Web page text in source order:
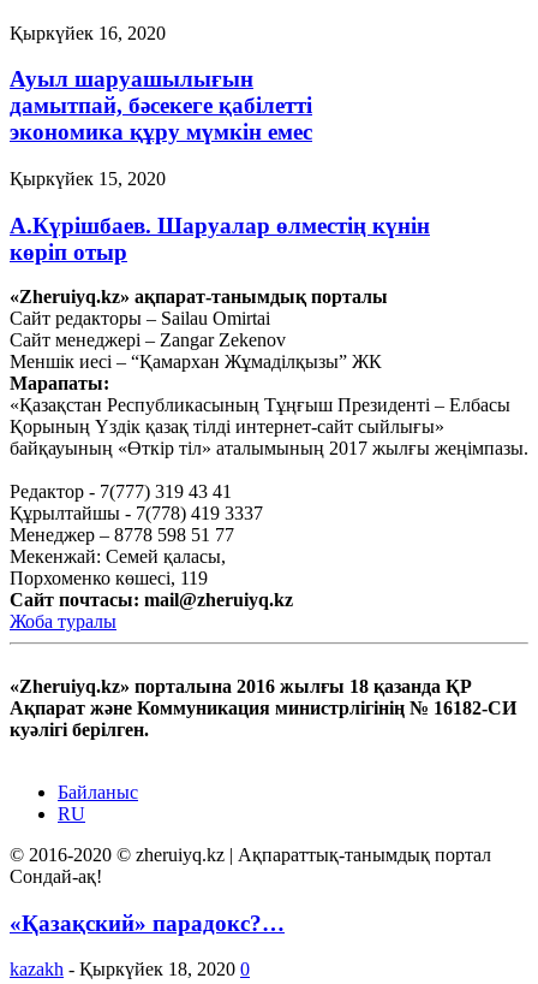
Қыркүйек 16, 2020
Ауыл шаруашылығын
дамытпай, бәсекеге қабілетті
экономика құру мүмкін емес
Қыркүйек 15, 2020
А.Күрішбаев. Шаруалар өлместің күнін
көріп отыр
Қыркүйек 14, 2020
Қысқасы, «полный хаос»!
Қыркүйек 10, 2020
Тағы оқу
«Zheruiyq.kz» ақпарат-танымдық порталы
Сайт редакторы – Sailau Omirtai
Сайт менеджері – Zangar Zekenov
Меншік иесі – “Қамархан Жұмаділқызы” ЖК
Марапаты:
«Қазақстан Республикасының Тұңғыш Президенті – Елбасы
Қорының Үздік қазақ тілді интернет-сайт сыйлығы»
байқауының «Өткір тіл» аталымының 2017 жылғы жеңімпазы.
Редактор - 7(777) 319 43 41
Құрылтайшы - 7(778) 419 3337
Менеджер – 8778 598 51 77
Мекенжай: Семей қаласы,
Порхоменко көшесі, 119
Сайт почтасы: mail@zheruiyq.kz
Жоба туралы
«Zheruiyq.kz» порталына 2016 жылғы 18 қазанда ҚР
Ақпарат және Коммуникация министрлігінің № 16182-СИ
куәлігі берілген.
Байланыс
RU
© 2016-2020 © zheruiyq.kz | Ақпараттық-танымдық портал
Сондай-ақ!
«Қазақский» парадокс?…
kazakh - Қыркүйек 18, 2020 0